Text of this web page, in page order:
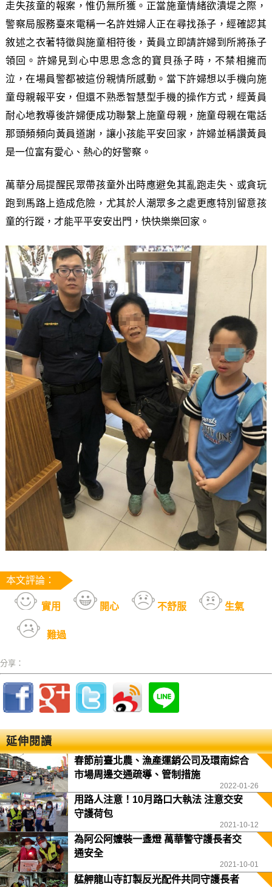
走失孩童的報案，惟仍無所獲。正當施童情緒欲潰堤之際，
警察局服務臺來電稱一名許姓婦人正在尋找孫子，經確認其
敘述之衣著特徵與施童相符後，黃員立即請許婦到所將孫子
領回。許婦見到心中思思念念的寶貝孫子時，不禁相擁而
泣，在場員警都被這份親情所感動。當下許婦想以手機向施
童母親報平安，但還不熟悉智慧型手機的操作方式，經黃員
耐心地教導後許婦便成功聯繫上施童母親，施童母親在電話
那頭頻頻向黃員道謝，讓小孩能平安回家，許婦並稱讚黃員
是一位富有愛心、熱心的好警察。
萬華分局提醒民眾帶孩童外出時應避免其亂跑走失、或貪玩
跑到馬路上造成危險，尤其於人潮眾多之處更應特別留意孩
童的行蹤，才能平平安安出門，快快樂樂回家。
本文評論：
實用 開心 不舒服 生氣
難過
分享：
延伸閱讀
春節前臺北農、漁產運銷公司及環南綜合
市場周邊交通疏導、管制措施
2022-01-26
用路人注意！10月路口大執法 注意交安
守護荷包
2021-10-12
為阿公阿嬤裝一盞燈 萬華警守護長者交
通安全
2021-10-01
艋舺龍山寺訂製反光配件共同守護長者